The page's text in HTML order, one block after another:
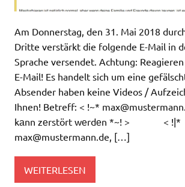
Am Donnerstag, den 31. Mai 2018
Dritte verstärkt die folgende E-Mail in
Sprache versendet. Achtung:
E-Mail! Es handelt sich um eine
Absender haben keine Videos /
Ihnen! Betreff: < !~*
kаnn zеrstört wеrdеn *~! > < !|*
max@mustermann.de , […]
WEITERLESEN